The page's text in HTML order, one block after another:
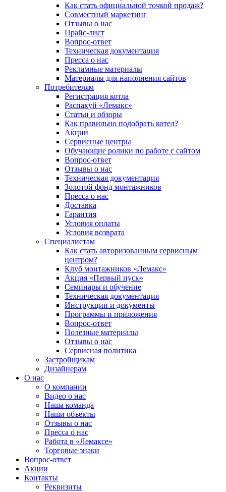
Как стать официальной точкой продаж?
Совместный маркетинг
Отзывы о нас
Прайс-лист
Вопрос-ответ
Техническая документация
Пресса о нас
Рекламные материалы
Материалы для наполнения сайтов
Потребителям
Регистрация котла
Распакуй «Лемакс»
Статьи и обзоры
Как правильно подобрать котел?
Акции
Сервисные центры
Обучающие ролики по работе с сайтом
Вопрос-ответ
Отзывы о нас
Техническая документация
Золотой фонд монтажников
Пресса о нас
Доставка
Гарантия
Условия оплаты
Условия возврата
Специалистам
Как стать авторизованным сервисным
центром?
Клуб монтажников «Лемакс»
Акция «Первый пуск»
Семинары и обучение
Техническая документация
Инструкции и документы
Программы и приложения
Вопрос-ответ
Полезные материалы
Отзывы о нас
Сервисная политика
Застройщикам
Дизайнерам
О нас
О компании
Видео о нас
Наша команда
Наши объекты
Отзывы о нас
Пресса о нас
Работа в «Лемаксе»
Торговые знаки
Вопрос-ответ
Акции
Контакты
Реквизиты